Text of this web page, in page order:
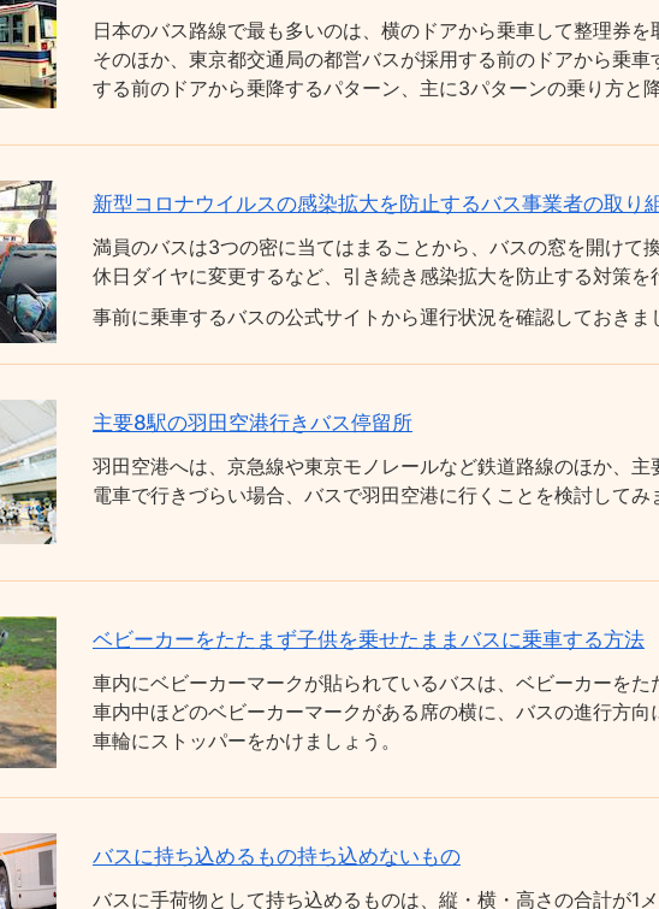
日本のバス路線で最も多いのは、横のドアから乗車して整理券
そのほか、東京都交通局の都営バスが採用する前のドアから乗
する前のドアから乗降するパターン、主に3パターンの乗り方と
新型コロナウイルスの感染拡大を防止するバス事業者の取り
満員のバスは3つの密に当てはまることから、バスの窓を開け
休日ダイヤに変更するなど、引き続き感染拡大を防止する対策を
事前に乗車するバスの公式サイトから運行状況を確認しておきま
主要8駅の羽田空港行きバス停留所
羽田空港へは、京急線や東京モノレールなど鉄道路線のほか、主
電車で行きづらい場合、バスで羽田空港に行くことを検討してみ
ベビーカーをたたまず子供を乗せたままバスに乗車する方法
車内にベビーカーマークが貼られているバスは、ベビーカーをた
車内中ほどのベビーカーマークがある席の横に、バスの進行方
車輪にストッパーをかけましょう。
バスに持ち込めるもの持ち込めないもの
バスに手荷物として持ち込めるものは、縦・横・高さの合計が1